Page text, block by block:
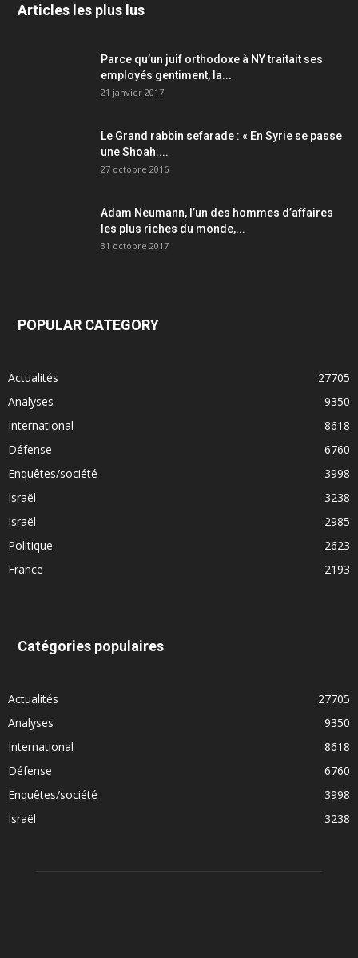
Articles les plus lus
Parce qu’un juif orthodoxe à NY traitait ses
employés gentiment, la...
21 janvier 2017
Le Grand rabbin sefarade : « En Syrie se passe
une Shoah....
27 octobre 2016
Adam Neumann, l’un des hommes d’affaires
les plus riches du monde,...
31 octobre 2017
POPULAR CATEGORY
Actualités
27705
Analyses
9350
International
8618
Défense
6760
Enquêtes/société
3998
Israël
3238
Israël
2985
Politique
2623
France
2193
Catégories populaires
Actualités
27705
Analyses
9350
International
8618
Défense
6760
Enquêtes/société
3998
Israël
3238